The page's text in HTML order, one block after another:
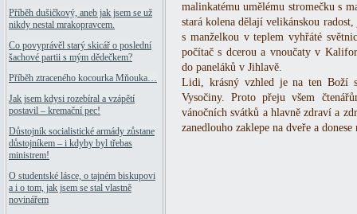
Příběh dušičkový, aneb jak jsem se už
nikdy nestal mrakopravcem.
Co povyprávěl starý skicář o poslední
šachové partii s mým dědečkem?
Příběh ztraceného kocourka Mňouka…
Jak jsem kdysi rozebíral a vzápětí
postavil – kremační pec!
Důstojník socialistické armády zůstane
důstojníkem – i kdyby byl třebas
ministrem!
O studentské lásce, o tajném biskupovi
a i o tom, jak jsem se stal vlastně
novinářem
malinkatému umělému stromečku s
stará kolena dělají velikánskou
s manželkou v teplem vyhřáté
počítač s dcerou a vnoučaty v
do paneláků v Jihlavě.
Lidi, krásný vzhled je na ten Boží
Vysočiny. Proto přeju všem
vánočních svátků a hlavně zdraví a
zanedlouho zaklepe na dveře a